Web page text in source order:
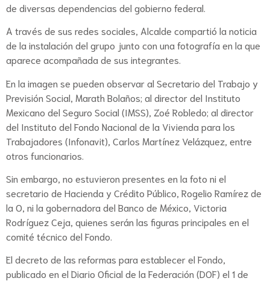
de diversas dependencias del gobierno federal.
A través de sus redes sociales, Alcalde compartió la noticia
de la instalación del grupo junto con una fotografía en la que
aparece acompañada de sus integrantes.
En la imagen se pueden observar al Secretario del Trabajo y
Previsión Social, Marath Bolaños; al director del Instituto
Mexicano del Seguro Social (IMSS), Zoé Robledo; al director
del Instituto del Fondo Nacional de la Vivienda para los
Trabajadores (Infonavit), Carlos Martínez Velázquez, entre
otros funcionarios.
Sin embargo, no estuvieron presentes en la foto ni el
secretario de Hacienda y Crédito Público, Rogelio Ramírez de
la O, ni la gobernadora del Banco de México, Victoria
Rodríguez Ceja, quienes serán las figuras principales en el
comité técnico del Fondo.
El decreto de las reformas para establecer el Fondo,
publicado en el Diario Oficial de la Federación (DOF) el 1 de